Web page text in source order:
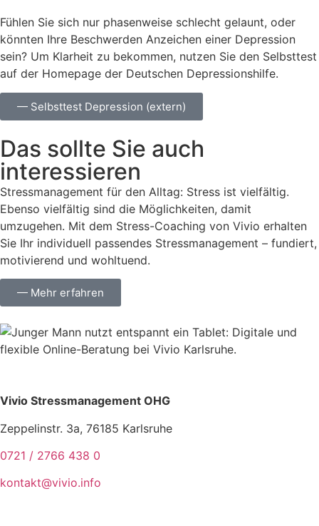
Fühlen Sie sich nur phasenweise schlecht gelaunt, oder
könnten Ihre Beschwerden Anzeichen einer Depression
sein? Um Klarheit zu bekommen, nutzen Sie den Selbsttest
auf der Homepage der Deutschen Depressionshilfe.
— Selbsttest Depression (extern)
Das sollte Sie auch
interessieren
Stressmanagement für den Alltag: Stress ist vielfältig.
Ebenso vielfältig sind die Möglichkeiten, damit
umzugehen. Mit dem Stress-Coaching von Vivio erhalten
Sie Ihr individuell passendes Stressmanagement – fundiert,
motivierend und wohltuend.
— Mehr erfahren
Vivio Stressmanagement OHG
Zeppelinstr. 3a, 76185 Karlsruhe
0721 / 2766 438 0
kontakt@vivio.info